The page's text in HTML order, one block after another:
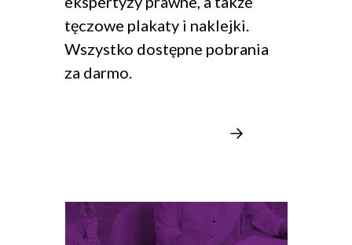
tęczowe plakaty i naklejki.
Wszystko dostępne pobrania
za darmo.